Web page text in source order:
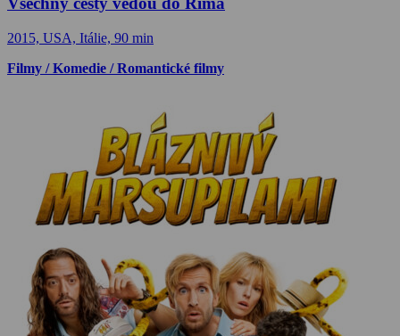
2015, USA, Itálie, 90 min
Filmy / Komedie / Romantické filmy